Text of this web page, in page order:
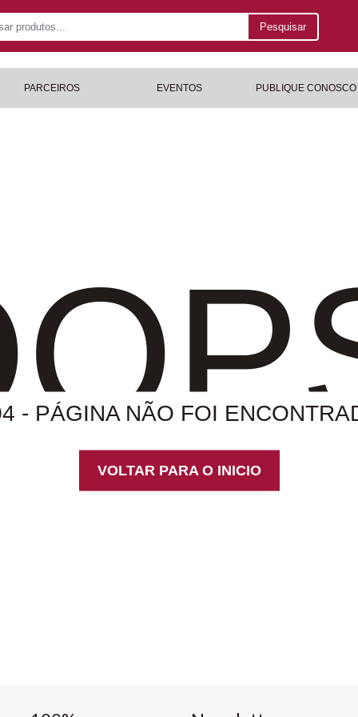
Pesquisar
PARCEIROS EVENTOS PUBLIQUE CONOSCO
- PÁGINA NÃO FOI
VOLTAR PARA O INICIO